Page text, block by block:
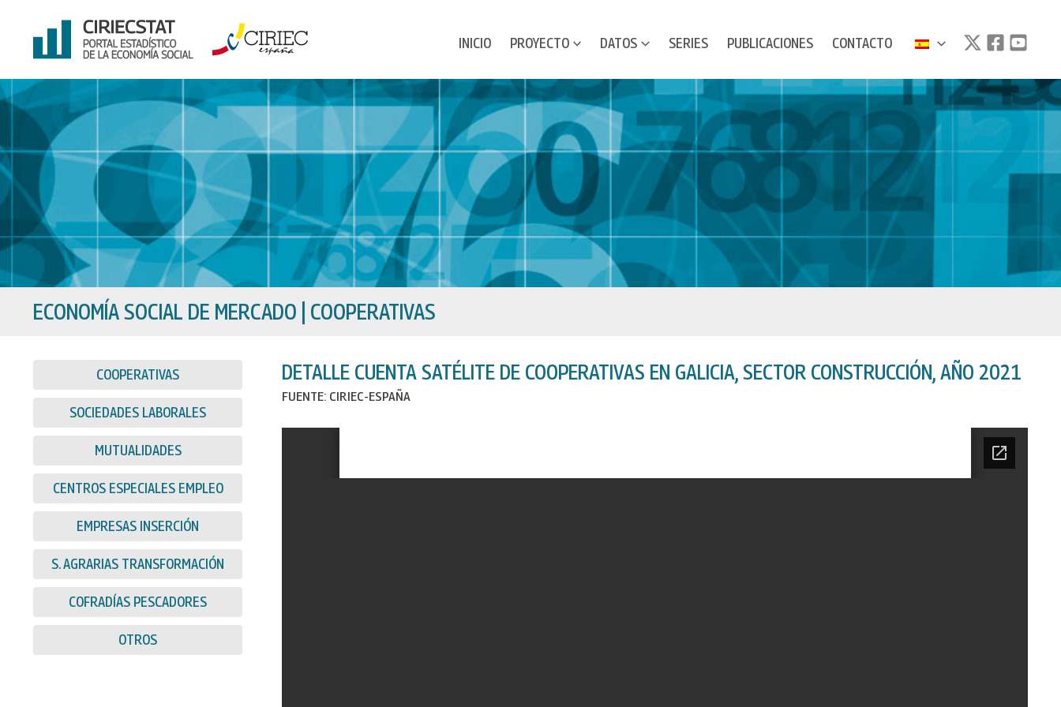
INICIO PROYECTO DATOS SERIES PUBLICACIONES CONTACTO
ECONOMÍA SOCIAL DE MERCADO COOPERATIVAS
COOPERATIVAS
SOCIEDADES LABORALES
MUTUALIDADES
CENTROS ESPECIALES EMPLEO
EMPRESAS INSERCIÓN
S. AGRARIAS TRANSFORMACIÓN
COFRADÍAS PESCADORES
OTROS
DETALLE CUENTA SATÉLITE DE COOPERATIVAS EN GALICIA, SECTOR CONSTRUCCIÓN, AÑO 2021
FUENTE: CIRIEC-ESPAÑA